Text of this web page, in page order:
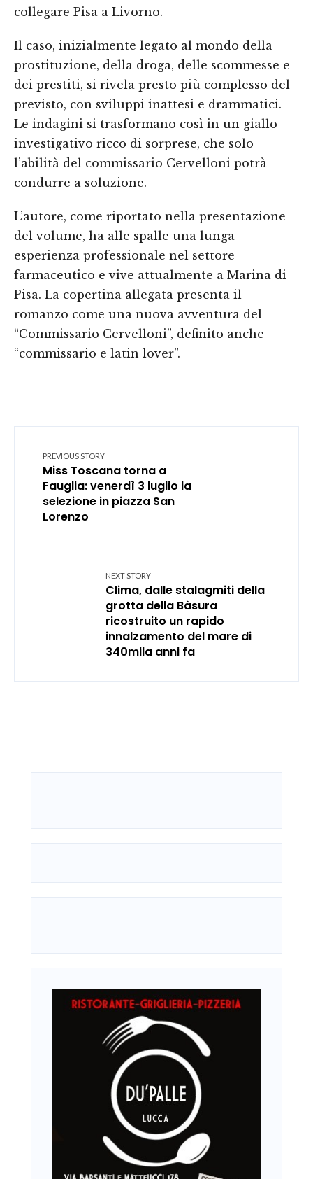
collegare Pisa a Livorno.
Il caso, inizialmente legato al mondo della
prostituzione, della droga, delle scommesse e
dei prestiti, si rivela presto più complesso del
previsto, con sviluppi inattesi e drammatici.
Le indagini si trasformano così in un giallo
investigativo ricco di sorprese, che solo
l’abilità del commissario Cervelloni potrà
condurre a soluzione.
L’autore, come riportato nella presentazione
del volume, ha alle spalle una lunga
esperienza professionale nel settore
farmaceutico e vive attualmente a Marina di
Pisa. La copertina allegata presenta il
romanzo come una nuova avventura del
“Commissario Cervelloni”, definito anche
“commissario e latin lover”.
PREVIOUS STORY
Miss Toscana torna a
Fauglia: venerdì 3 luglio la
selezione in piazza San
Lorenzo
NEXT STORY
Clima, dalle stalagmiti della
grotta della Bàsura
ricostruito un rapido
innalzamento del mare di
340mila anni fa